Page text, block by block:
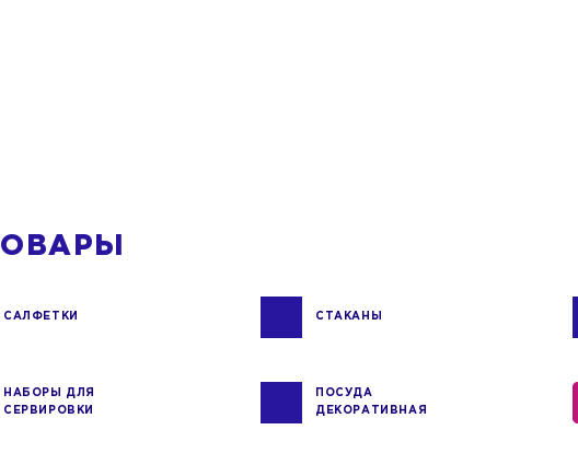
САЛФЕТКИ СТАКАНЫ
НАБОРЫ ДЛЯ
СЕРВИРОВКИ
ПОСУДА
ДЕКОРАТИВНАЯ